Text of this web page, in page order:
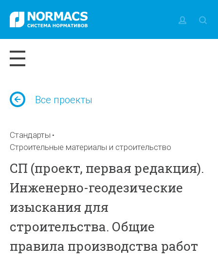
Все проекты
Стандарты
Строительные материалы и строительство
СП (проект, первая редакция).
Инженерно-геодезические
изыскания для
строительства. Общие
правила производства работ